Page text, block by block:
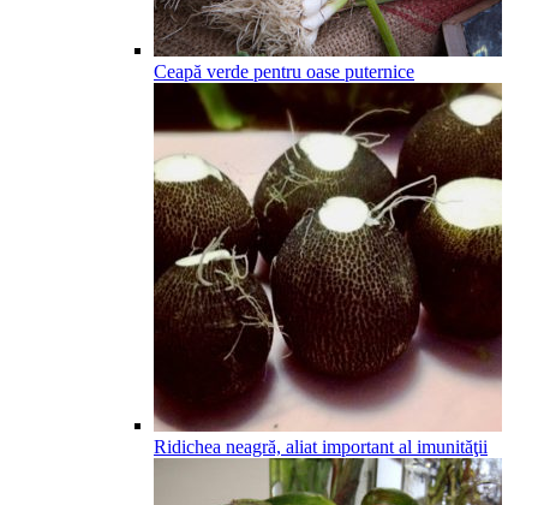
Ceapă verde pentru oase puternice
Ridichea neagră, aliat important al imunităţii